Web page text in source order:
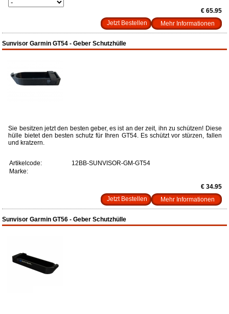
€ 65.95
Mehr Informationen
Sunvisor Garmin GT54 - Geber Schutzhülle
Sie besitzen jetzt den besten geber, es ist an der zeit, ihn zu schützen! Diese
hülle bietet den besten schutz für Ihren GT54. Es schützt vor stürzen, fallen
und kratzern.
Artikelcode:
12BB-SUNVISOR-GM-GT54
Marke:
€ 34.95
Mehr Informationen
Sunvisor Garmin GT56 - Geber Schutzhülle